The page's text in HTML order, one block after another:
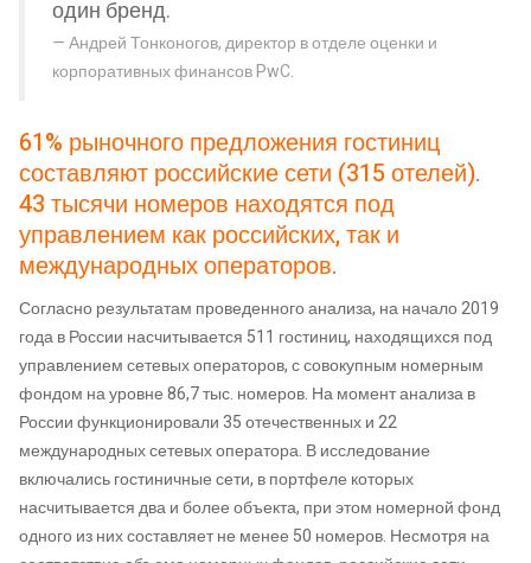
один бренд.
Андрей Тонконогов, директор в отделе оценки и
корпоративных финансов PwC.
61% рыночного предложения гостиниц
составляют российские сети (315 отелей).
43 тысячи номеров находятся под
управлением как российских, так и
международных операторов.
Согласно результатам проведенного анализа, на начало 2019
года в России насчитывается 511 гостиниц, находящихся под
управлением сетевых операторов, с совокупным номерным
фондом на уровне 86,7 тыс. номеров. На момент анализа в
России функционировали 35 отечественных и 22
международных сетевых оператора. В исследование
включались гостиничные сети, в портфеле которых
насчитывается два и более объекта, при этом номерной фонд
одного из них составляет не менее 50 номеров. Несмотря на